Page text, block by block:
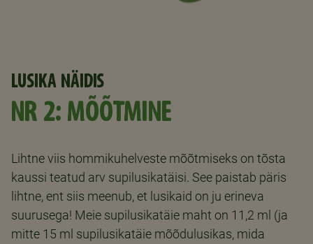
LUSIKA NÄIDIS
NR 2: MÕÕTMINE
Lihtne viis hommikuhelveste mõõtmiseks on tõsta
kaussi teatud arv supilusikatäisi. See paistab päris
lihtne, ent siis meenub, et lusikaid on ju erineva
suurusega! Meie supilusikatäie maht on 11,2 ml (ja
mitte 15 ml supilusikatäie mõõdulusikas, mida